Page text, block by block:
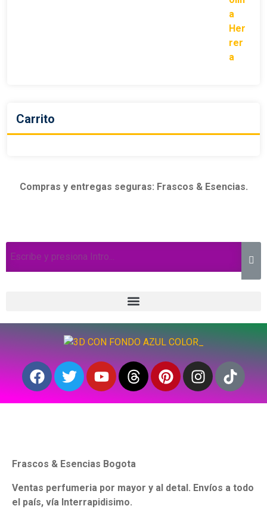
Carrito
Compras y entregas seguras: Frascos & Esencias.
Frascos & Esencias Bogota
Ventas perfumeria por mayor y al detal. Envíos a todo
el país, vía Interrapidisimo.